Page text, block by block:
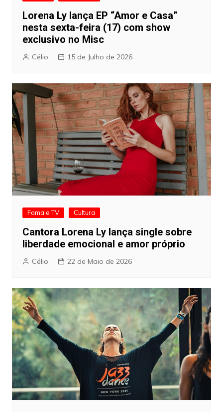
Lorena Ly lança EP “Amor e Casa”
nesta sexta-feira (17) com show
exclusivo no Misc
Célio 15 de Julho de 2026
Fama e TV Cultura
Cantora Lorena Ly lança single sobre
liberdade emocional e amor próprio
Célio 22 de Maio de 2026